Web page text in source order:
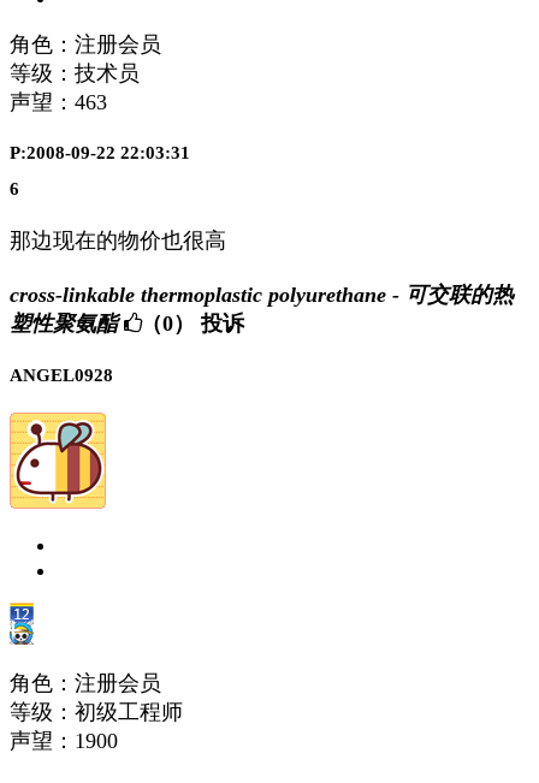
角色：注册会员
等级：技术员
声望： 463
P:2008-09-22 22:03:31
6
那边现在的物价也很高
cross-linkable thermoplastic polyurethane - 可交联的热
塑性聚氨酯
（0） 投诉
ANGEL0928
角色：注册会员
等级：初级工程师
声望： 1900